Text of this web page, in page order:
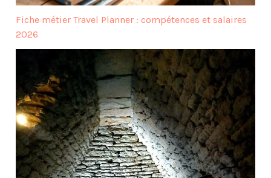
Fiche métier Travel Planner : compétences et salaires
2026